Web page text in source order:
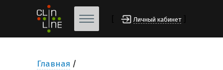
Личный кабинет
Главная